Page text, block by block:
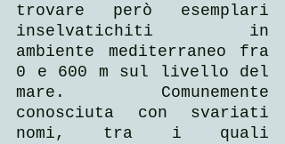
trovare però esemplari
inselvatichiti in
ambiente mediterraneo fra
0 e 600 m sul livello del
mare. Comunemente
conosciuta con svariati
nomi, tra i quali